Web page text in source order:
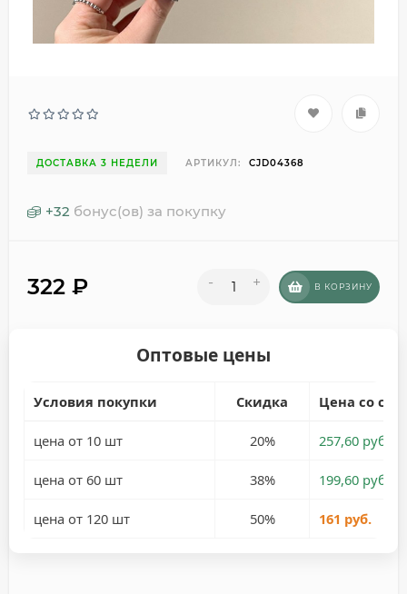
ДОСТАВКА 3 НЕДЕЛИ АРТИКУЛ: CJD04368
+32 бонус(ов) за покупку
322 ₽ - + В КОРЗИНУ
Оптовые цены
Условия покупки Скидка Цена со
цена от 10 шт 20% 257,60 руб.
цена от 60 шт 38% 199,60 руб.
цена от 120 шт 50% 161 руб.